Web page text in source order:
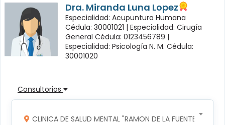
Dra. Miranda Luna Lopez
Especialidad: Acupuntura Humana
Cédula: 30001021 | Especialidad: Cirugía
General Cédula: 0123456789 |
Especialidad: Psicología N. M. Cédula:
30001020
Consultorios
CLINICA DE SALUD MENTAL "RAMON DE LA FUENTE"